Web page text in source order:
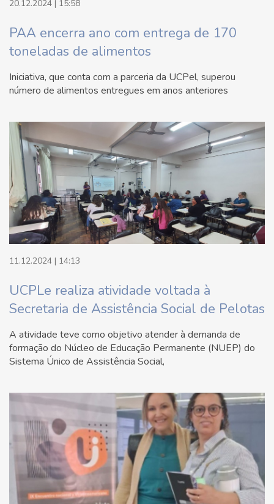
20.12.2024 | 15:58
PAA encerra ano com entrega de 170
toneladas de alimentos
Iniciativa, que conta com a parceria da UCPel, superou
número de alimentos entregues em anos anteriores
11.12.2024 | 14:13
UCPLe realiza atividade voltada à
Secretaria de Assistência Social de Pelotas
A atividade teve como objetivo atender à demanda de
formação do Núcleo de Educação Permanente (NUEP) do
Sistema Único de Assistência Social,